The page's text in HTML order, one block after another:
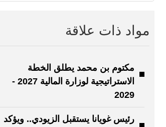
مواد ذات علاقة
مكتوم بن محمد يطلق الخطة
الاستراتيجية لوزارة المالية 2027 -
2029
رئيس غويانا يستقبل الزيودي.. ويؤكد